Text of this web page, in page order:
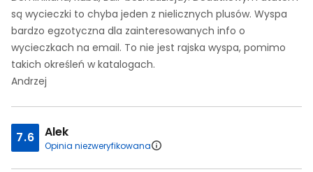
są wycieczki to chyba jeden z nielicznych plusów. Wyspa
bardzo egzotyczna dla zainteresowanych info o
wycieczkach na email. To nie jest rajska wyspa, pomimo
takich określeń w katalogach.
Andrzej
7.6 Alek
Opinia niezweryfikowana